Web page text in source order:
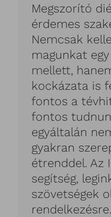
Megszorító
érdemes
Nemcsak
magunkat
mellett,
kockázata is
fontos a
fontos
egyáltalán
gyakran
étrenddel. Az
segítség,
szövetségek
rendelkezésre.